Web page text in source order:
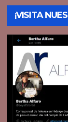
¡VISITA